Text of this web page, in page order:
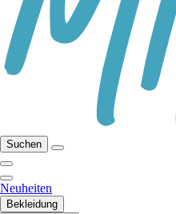
Suchen
Neuheiten
Bekleidung